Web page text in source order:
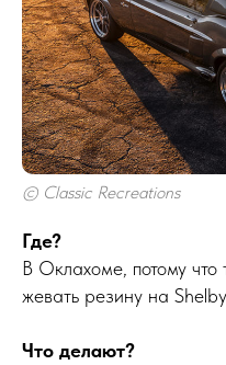
© Classic Recreations
Где?
В Оклахоме, потому что
жевать резину на
Что делают?